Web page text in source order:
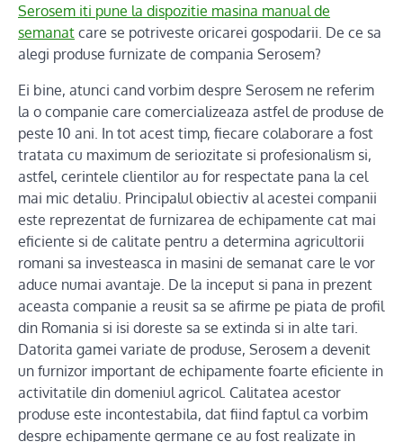
Serosem iti pune la dispozitie masina manual de
semanat care se potriveste oricarei gospodarii. De ce sa
alegi produse furnizate de compania Serosem?
Ei bine, atunci cand vorbim despre Serosem ne referim
la o companie care comercializeaza astfel de produse de
peste 10 ani. In tot acest timp, fiecare colaborare a fost
tratata cu maximum de seriozitate si profesionalism si,
astfel, cerintele clientilor au for respectate pana la cel
mai mic detaliu. Principalul obiectiv al acestei companii
este reprezentat de furnizarea de echipamente cat mai
eficiente si de calitate pentru a determina agricultorii
romani sa investeasca in masini de semanat care le vor
aduce numai avantaje. De la inceput si pana in prezent
aceasta companie a reusit sa se afirme pe piata de profil
din Romania si isi doreste sa se extinda si in alte tari.
Datorita gamei variate de produse, Serosem a devenit
un furnizor important de echipamente foarte eficiente in
activitatile din domeniul agricol. Calitatea acestor
produse este incontestabila, dat fiind faptul ca vorbim
despre echipamente germane ce au fost realizate in